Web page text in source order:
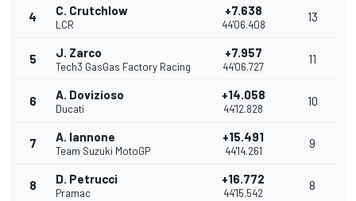
4 C. Crutchlow
LCR
+7.638
44'06.408
13
5 J. Zarco
Tech3 GasGas Factory Racing
+7.957
44'06.727
11
6 A. Dovizioso
Ducati
+14.058
44'12.828
10
7 A. Iannone
Team Suzuki MotoGP
+15.491
44'14.261
9
8 D. Petrucci
Pramac
+16.772
44'15.542
8